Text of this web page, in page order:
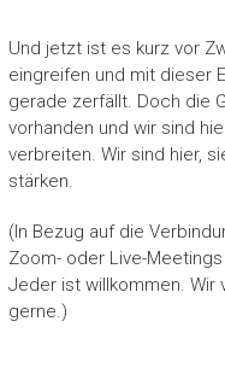
Und jetzt ist es kurz vor
eingreifen und mit dieser
gerade zerfällt. Doch die
vorhanden und wir sind
verbreiten. Wir sind hier,
stärken.
(In Bezug auf die
Zoom- oder Live-
Jeder ist willkommen. Wir
gerne.)